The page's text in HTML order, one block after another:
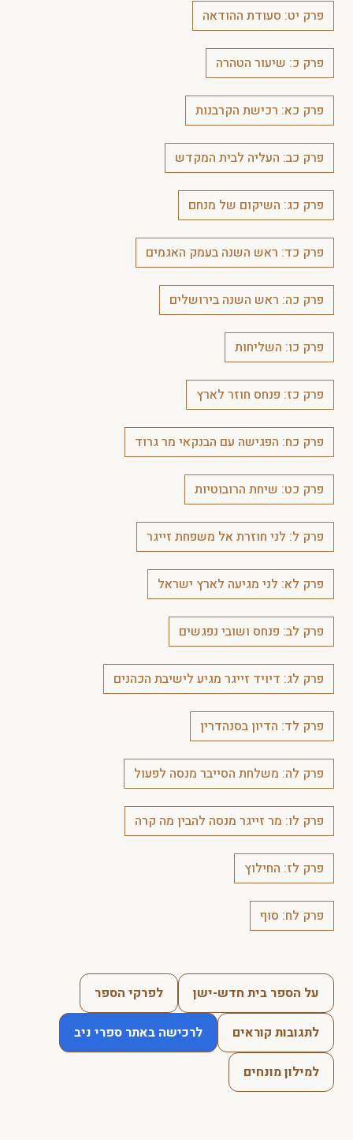
פרק יט: סעודת ההודאה
פרק כ: שיעור הטהרה
פרק כא: רכישת הקרבנות
פרק כב: העליה לבית המקדש
פרק כג: השיקום של מנחם
פרק כד: ראש השנה בעמק האגמים
פרק כה: ראש השנה בירושלים
פרק כו: השליחות
פרק כז: פנחס חוזר לארץ
פרק כח: הפגישה עם הבנקאי מר גרוד
פרק כט: שיחת הרובוטיות
פרק ל: לני חוזרת אל משפחת זייגר
פרק לא: לני מגיעה לארץ ישראל
פרק לב: פנחס ושובי נפגשים
פרק לג: דיויד זייגר מגיע לישיבת הכהנים
פרק לד: הדיון בסנהדרין
פרק לה: משלחת הסייבר מנסה לפעול
פרק לו: מר זייגר מנסה להבין מה קרה
פרק לז: החילוץ
פרק לח: סוף
על הספר בית חדש-ישן לפרקי הספר
לתגובות קוראים לרכישה באתר ספרי ניב
למילון מונחים